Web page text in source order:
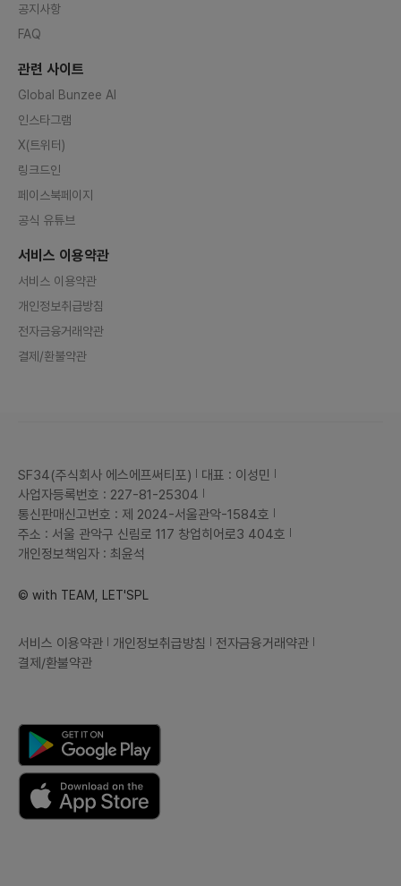
공지사항
FAQ
관련 사이트
Global Bunzee AI
인스타그램
X(트위터)
링크드인
페이스북페이지
공식 유튜브
서비스 이용약관
서비스 이용약관
개인정보취급방침
전자금융거래약관
결제/환불약관
SF34(주식회사 에스에프써티포)
대표 : 이성민
사업자등록번호 : 227-81-25304
통신판매신고번호 : 제 2024-서울관악-1584호
주소 : 서울 관악구 신림로 117 창업히어로3 404호
개인정보책임자 : 최윤석
© with TEAM, LET'SPL
서비스 이용약관 개인정보취급방침
전자금융거래약관
결제/환불약관